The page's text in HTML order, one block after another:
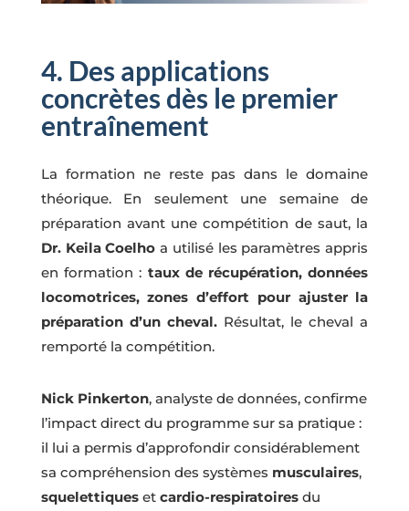
4. Des applications
concrètes dès le premier
entraînement
La formation ne reste pas dans le domaine
théorique. En seulement une semaine de
préparation avant une compétition de saut, la
Dr. Keila Coelho a utilisé les paramètres appris
en formation : taux de récupération, données
locomotrices, zones d’effort pour ajuster la
préparation d’un cheval.Résultat, le cheval a
remporté la compétition.
Nick Pinkerton, analyste de données, confirme
l’impact direct du programme sur sa pratique :
il lui a permis d’approfondir considérablement
sa compréhension des systèmes musculaires,
squelettiqueset cardio-respiratoiresdu